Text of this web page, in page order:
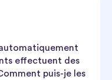
effectuent des
puis-je les